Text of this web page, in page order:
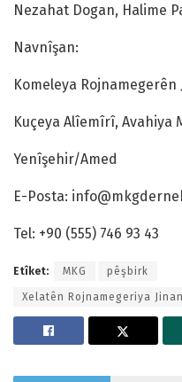
Nezahat Dogan, Halime
Navnîşan:
Komeleya Rojnamegerên
Kuçeya Alîemîrî, Avahiya
Yenîşehir/Amed
E-Posta:
Tel: +90 (555) 746 93 43
Etîket: MKG pêşbirk
Xelatên Rojnamegeriya